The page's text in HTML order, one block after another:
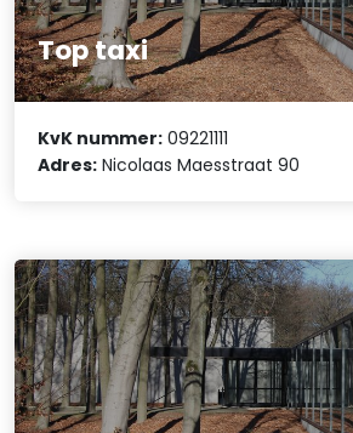
Top taxi
KvK nummer: 09221111
Adres: Nicolaas Maesstraat 90